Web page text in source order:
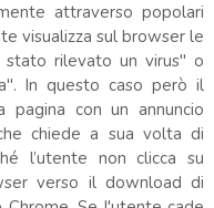
attraverso popolari
visualizza sul browser le
stato rilevato un virus" o
In questo caso però il
pagina con un annuncio
chiede a sua volta di
l’utente non clicca su
verso il download di